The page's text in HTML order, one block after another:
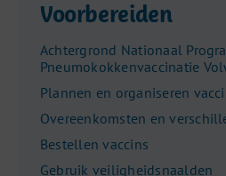
Voorbereiden
Achtergrond Nationaal
Pneumokokkenvaccinatie
Plannen en organiseren
Overeenkomsten en
Bestellen vaccins
Gebruik veiligheidsnaalden